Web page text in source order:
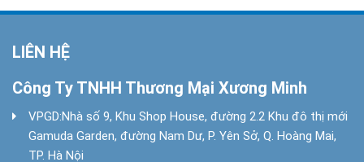
LIÊN HỆ
Công Ty TNHH Thương Mại Xương Minh
VPGD:Nhà số 9, Khu Shop House, đường 2.2 Khu đô thị mới
Gamuda Garden, đường Nam Dư, P. Yên Sở, Q. Hoàng Mai,
TP. Hà Nội